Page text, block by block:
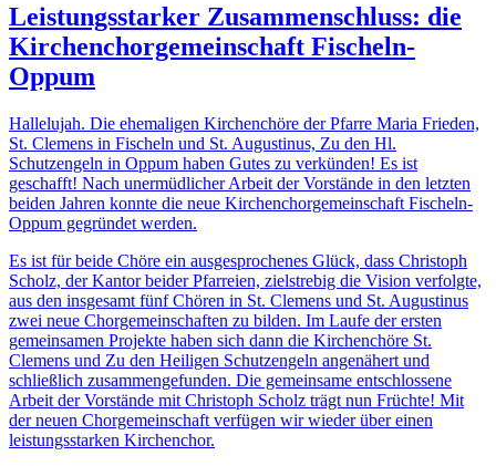
Leistungs­starker Zu­sammen­schluss: die
Kirchen­chor­ge­meinschaft Fischeln-
Oppum
Hallelujah. Die ehemaligen Kirchenchöre der Pfarre Maria Frieden,
St. Clemens in Fischeln und St. Augustinus, Zu den Hl.
Schutzengeln in Oppum haben Gutes zu verkünden! Es ist
geschafft! Nach unermüdlicher Arbeit der Vorstände in den letzten
beiden Jahren konnte die neue Kirchenchorgemeinschaft Fischeln-
Oppum gegründet werden.
Es ist für beide Chöre ein ausgesprochenes Glück, dass Christoph
Scholz, der Kantor beider Pfarreien, zielstrebig die Vision verfolgte,
aus den insgesamt fünf Chören in St. Clemens und St. Augustinus
zwei neue Chorgemeinschaften zu bilden. Im Laufe der ersten
gemeinsamen Projekte haben sich dann die Kirchenchöre St.
Clemens und Zu den Heiligen Schutzengeln angenähert und
schließlich zusammengefunden. Die gemeinsame entschlossene
Arbeit der Vorstände mit Christoph Scholz trägt nun Früchte! Mit
der neuen Chorgemeinschaft verfügen wir wieder über einen
leistungsstarken Kirchenchor.